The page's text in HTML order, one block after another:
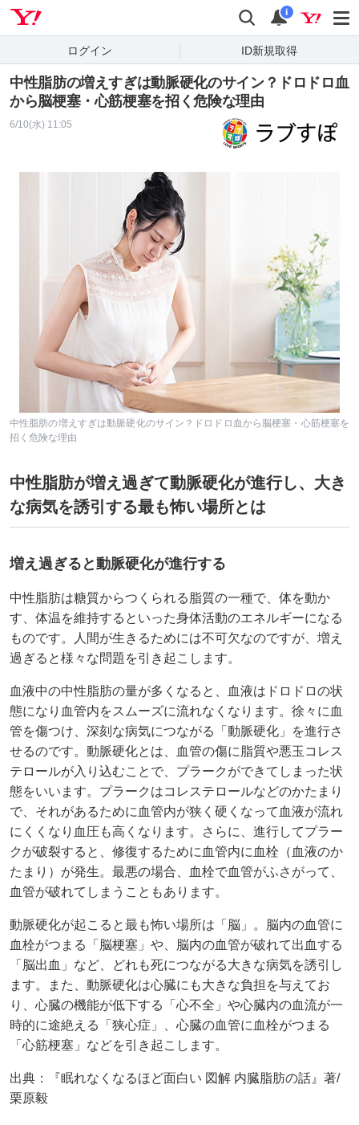
検索 通知
i
ログイン ID新規取得
中性脂肪の増えすぎは動脈硬化のサイン？ドロドロ血
から脳梗塞・心筋梗塞を招く危険な理由
6/10(水) 11:05
中性脂肪の増えすぎは動脈硬化のサイン？ドロドロ血から脳梗塞・心筋梗塞を
招く危険な理由
中性脂肪が増え過ぎて動脈硬化が進行し、大き
な病気を誘引する最も怖い場所とは
増え過ぎると動脈硬化が進行する
中性脂肪は糖質からつくられる脂質の一種で、体を動か
す、体温を維持するといった身体活動のエネルギーになる
ものです。人間が生きるためには不可欠なのですが、増え
過ぎると様々な問題を引き起こします。
血液中の中性脂肪の量が多くなると、血液はドロドロの状
態になり血管内をスムーズに流れなくなります。徐々に血
管を傷つけ、深刻な病気につながる「動脈硬化」を進行さ
せるのです。動脈硬化とは、血管の傷に脂質や悪玉コレス
テロールが入り込むことで、プラークができてしまった状
態をいいます。プラークはコレステロールなどのかたまり
で、それがあるために血管内が狭く硬くなって血液が流れ
にくくなり血圧も高くなります。さらに、進行してプラー
クが破裂すると、修復するために血管内に血栓（血液のか
たまり）が発生。最悪の場合、血栓で血管がふさがって、
血管が破れてしまうこともあります。
動脈硬化が起こると最も怖い場所は「脳」。脳内の血管に
血栓がつまる「脳梗塞」や、脳内の血管が破れて出血する
「脳出血」など、どれも死につながる大きな病気を誘引し
ます。また、動脈硬化は心臓にも大きな負担を与えてお
り、心臓の機能が低下する「心不全」や心臓内の血流が一
時的に途絶える「狭心症」、心臓の血管に血栓がつまる
「心筋梗塞」などを引き起こします。
出典：『眠れなくなるほど面白い 図解 内臓脂肪の話』著/
栗原毅